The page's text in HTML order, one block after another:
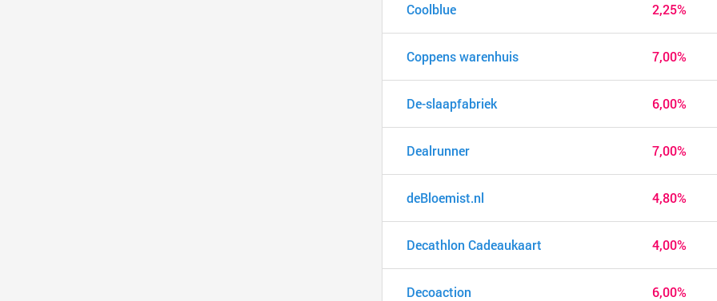
Coolblue 2,25%
Coppens warenhuis 7,00%
De-slaapfabriek 6,00%
Dealrunner 7,00%
deBloemist.nl 4,80%
Decathlon Cadeaukaart 4,00%
Decoaction 6,00%